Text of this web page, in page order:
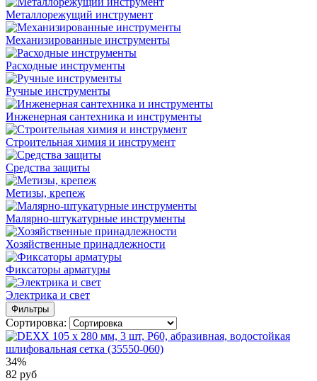
Металлорежущий инструмент
Механизированные инструменты
Расходные инструменты
Ручные инструменты
Инженерная сантехника и инструменты
Строительная химия и инструмент
Средства защиты
Метизы, крепеж
Малярно-штукатурные инструменты
Хозяйственные принадлежности
Фиксаторы арматуры
Электрика и свет
Фильтры
Сортировка:
34%
82 руб